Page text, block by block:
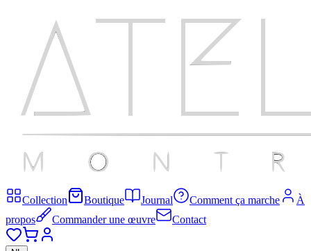
Collection Boutique Journal Comment ça marche
À
propos
Commander une œuvre Contact